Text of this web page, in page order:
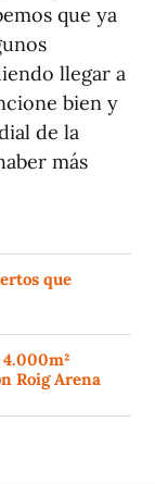
que ya
llegar a
bien y
de la
más
que
Roig Arena